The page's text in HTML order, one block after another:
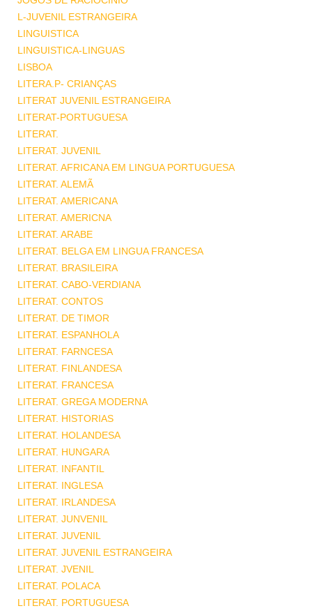
L-JUVENIL ESTRANGEIRA
LINGUISTICA
LINGUISTICA-LINGUAS
LISBOA
LITERA.P- CRIANÇAS
LITERAT JUVENIL ESTRANGEIRA
LITERAT-PORTUGUESA
LITERAT.
LITERAT. JUVENIL
LITERAT. AFRICANA EM LINGUA PORTUGUESA
LITERAT. ALEMÃ
LITERAT. AMERICANA
LITERAT. AMERICNA
LITERAT. ARABE
LITERAT. BELGA EM LINGUA FRANCESA
LITERAT. BRASILEIRA
LITERAT. CABO-VERDIANA
LITERAT. CONTOS
LITERAT. DE TIMOR
LITERAT. ESPANHOLA
LITERAT. FARNCESA
LITERAT. FINLANDESA
LITERAT. FRANCESA
LITERAT. GREGA MODERNA
LITERAT. HISTORIAS
LITERAT. HOLANDESA
LITERAT. HUNGARA
LITERAT. INFANTIL
LITERAT. INGLESA
LITERAT. IRLANDESA
LITERAT. JUNVENIL
LITERAT. JUVENIL
LITERAT. JUVENIL ESTRANGEIRA
LITERAT. JVENIL
LITERAT. POLACA
LITERAT. PORTUGUESA